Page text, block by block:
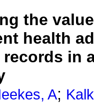
the
health
records in
A;